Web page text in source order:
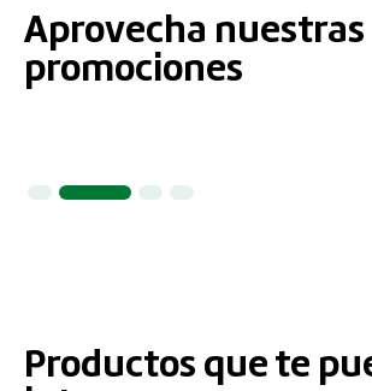
Aprovecha nuestras
promociones
3 4
Productos que te